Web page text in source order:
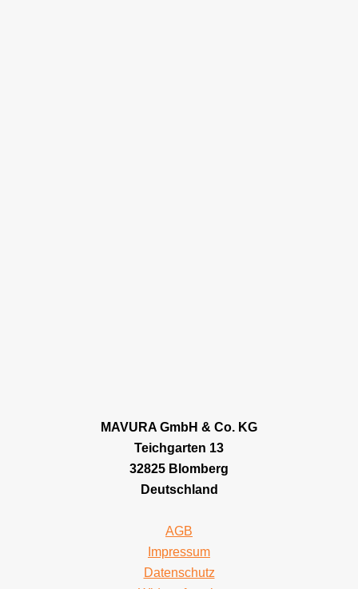
MAVURA GmbH & Co. KG
Teichgarten 13
32825 Blomberg
Deutschland
AGB
Impressum
Datenschutz